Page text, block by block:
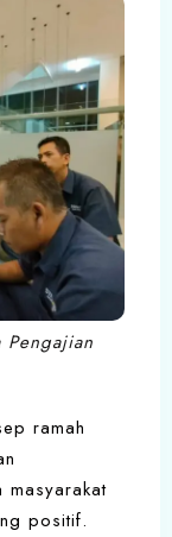
Pengajian
ramah
masyarakat
positif.